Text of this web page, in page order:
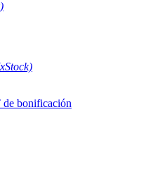
Bonus
de bonificación